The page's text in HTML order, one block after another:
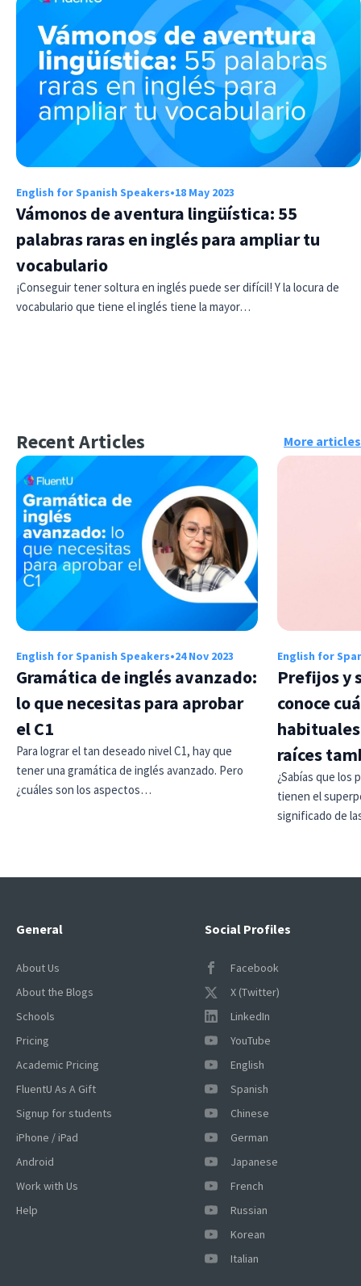
English for Spanish Speakers•18 May 2023
Vámonos de aventura lingüística: 55
palabras raras en inglés para ampliar tu
vocabulario
¡Conseguir tener soltura en inglés puede ser difícil! Y la locura de
vocabulario que tiene el inglés tiene la mayor…
Recent Articles More articles
English for Spanish Speakers•24 Nov 2023
Gramática de inglés avanzado:
lo que necesitas para aprobar
el C1
Para lograr el tan deseado nivel C1, hay que
tener una gramática de inglés avanzado. Pero
¿cuáles son los aspectos…
English for
Prefijos y
conoce
raíces
¿Sabías que los
tienen el
significado de
Social Profiles
Facebook
X (Twitter)
LinkedIn
YouTube
English
Spanish
Chinese
German
Japanese
French
Russian
Korean
Italian
General
About Us
About the Blogs
Schools
Pricing
Academic Pricing
FluentU As A Gift
Signup for students
iPhone / iPad
Android
Work with Us
Help
×
This website uses cookies